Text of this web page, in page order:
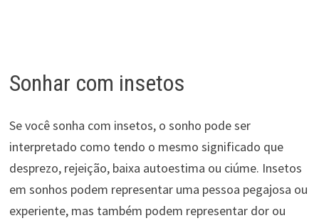
Sonhar com insetos
Se você sonha com insetos, o sonho pode ser
interpretado como tendo o mesmo significado que
desprezo, rejeição, baixa autoestima ou ciúme. Insetos
em sonhos podem representar uma pessoa pegajosa ou
experiente, mas também podem representar dor ou